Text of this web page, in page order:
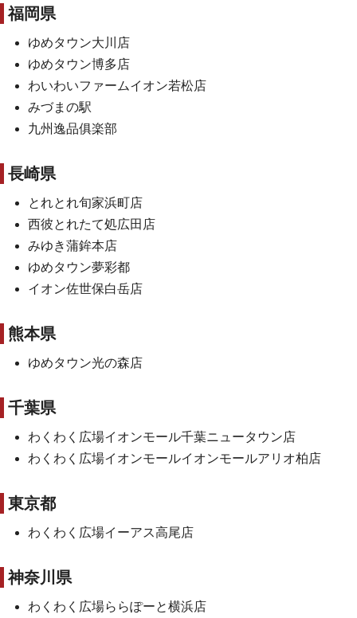
福岡県
ゆめタウン大川店
ゆめタウン博多店
わいわいファームイオン若松店
みづまの駅
九州逸品俱楽部
長崎県
とれとれ旬家浜町店
西彼とれたて処広田店
みゆき蒲鉾本店
ゆめタウン夢彩都
イオン佐世保白岳店
熊本県
ゆめタウン光の森店
千葉県
わくわく広場イオンモール千葉ニュータウン店
わくわく広場イオンモールイオンモールアリオ柏店
東京都
わくわく広場イーアス高尾店
神奈川県
わくわく広場ららぽーと横浜店